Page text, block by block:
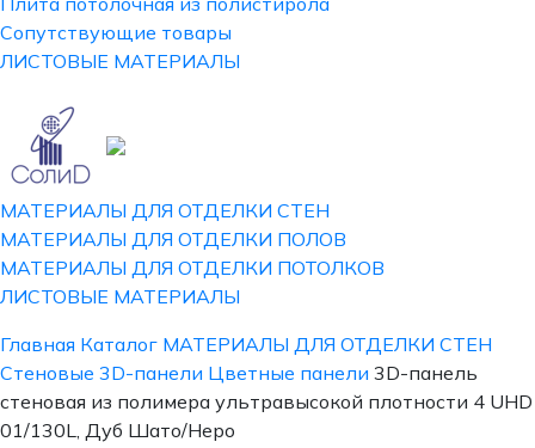
Сопутствующие товары
ЛИСТОВЫЕ МАТЕРИАЛЫ
МАТЕРИАЛЫ ДЛЯ ОТДЕЛКИ СТЕН
МАТЕРИАЛЫ ДЛЯ ОТДЕЛКИ ПОЛОВ
МАТЕРИАЛЫ ДЛЯ ОТДЕЛКИ ПОТОЛКОВ
ЛИСТОВЫЕ МАТЕРИАЛЫ
Главная Каталог МАТЕРИАЛЫ ДЛЯ ОТДЕЛКИ СТЕН
Стеновые 3D-панели Цветные панели 3D-панель
стеновая из полимера ультравысокой плотности 4 UHD
01/130L, Дуб Шато/Неро